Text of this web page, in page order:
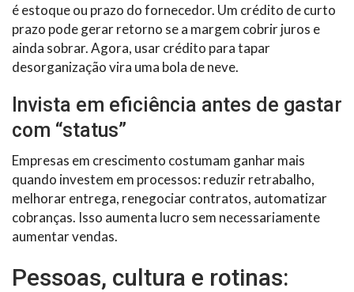
é estoque ou prazo do fornecedor. Um crédito de curto
prazo pode gerar retorno se a margem cobrir juros e
ainda sobrar. Agora, usar crédito para tapar
desorganização vira uma bola de neve.
Invista em eficiência antes de gastar
com “status”
Empresas em crescimento costumam ganhar mais
quando investem em processos: reduzir retrabalho,
melhorar entrega, renegociar contratos, automatizar
cobranças. Isso aumenta lucro sem necessariamente
aumentar vendas.
Pessoas, cultura e rotinas: